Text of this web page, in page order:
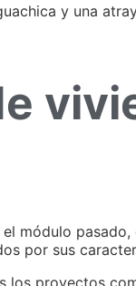
y una
módulo
por sus